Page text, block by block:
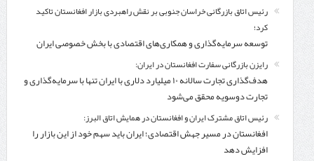
رئیس اتاق بازرگانی خراسان جنوبی بر نقش راهبردی بازار افغانستان تاکید
کرد؛
توسعه سرمایه‌گذاری و همکاری‌های اقتصادی با بخش خصوصی ایران
رایزن بازرگانی سفارت افغانستان در ایران:
هدف‌گذاری تجارت سالانه ۱۰ میلیارد دلاری با ایران تنها با سرمایه‌گذاری و
تجارت دوسویه محقق می‌شود
رئیس اتاق مشترک ایران و افغانستان در همایش اتاق البرز:
افغانستان در مسیر جهش اقتصادی؛ ایران باید سهم خود از این بازار را
افزایش دهد